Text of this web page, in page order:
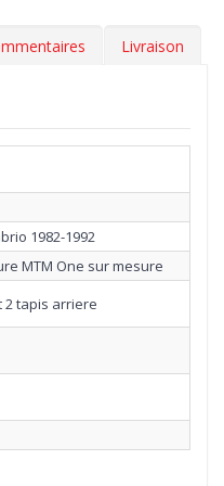
Livraison
1982-1992
MTM One sur mesure
2 tapis arriere